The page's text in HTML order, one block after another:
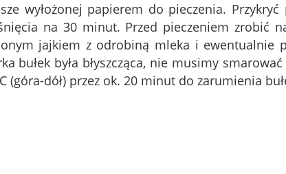
wyłożonej papierem do pieczenia.
na 30 minut. Przed pieczeniem zrobić
jajkiem z odrobiną mleka i ewentualnie
bułek była błyszcząca, nie musimy
(góra-dół) przez ok. 20 minut do zarumienia